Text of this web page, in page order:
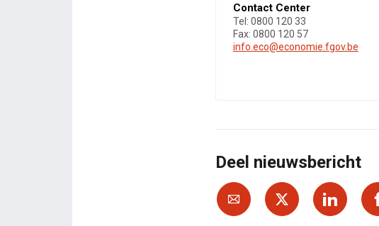
Contact Center
Tel: 0800 120 33
Fax: 0800 120 57
info.eco@economie.fgov.be
Deel nieuwsbericht